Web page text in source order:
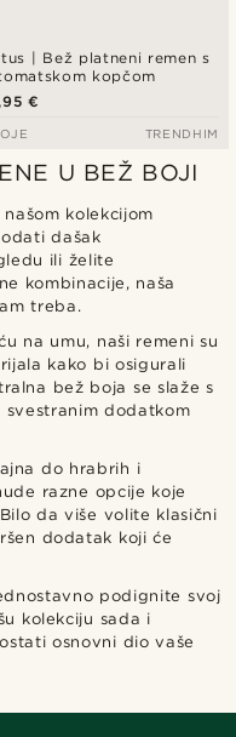
| Bež platneni remen s
kopčom
€
TRENDHIM
U BEŽ BOJI
kolekcijom
dašak
ili želite
kombinacije, naša
treba.
na umu, naši remeni su
kako bi osigurali
bež boja se slaže s
svestranim dodatkom
do hrabrih i
razne opcije koje
da više volite klasični
dodatak koji će
podignite svoj
kolekciju sada i
osnovni dio vaše